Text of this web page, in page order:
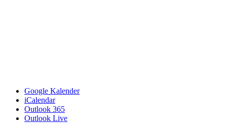
Google Kalender
iCalendar
Outlook 365
Outlook Live